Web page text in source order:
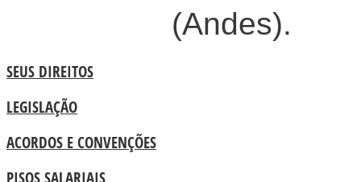
(Andes).
SEUS DIREITOS
LEGISLAÇÃO
ACORDOS E CONVENÇÕES
PISOS SALARIAIS